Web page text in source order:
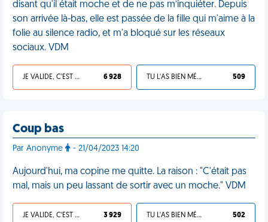
disant qu'il était moche et de ne pas m’inquiéter. Depuis
son arrivée là-bas, elle est passée de la fille qui m'aime à la
folie au silence radio, et m'a bloqué sur les réseaux
sociaux. VDM
JE VALIDE, C'EST UNE VDM 6 928 TU L'AS BIEN MÉRITÉ 509
Coup bas
Par Anonyme - 21/04/2023 14:20
Aujourd'hui, ma copine me quitte. La raison : "C'était pas
mal, mais un peu lassant de sortir avec un moche." VDM
JE VALIDE, C'EST UNE VDM 3 929 TU L'AS BIEN MÉRITÉ 502